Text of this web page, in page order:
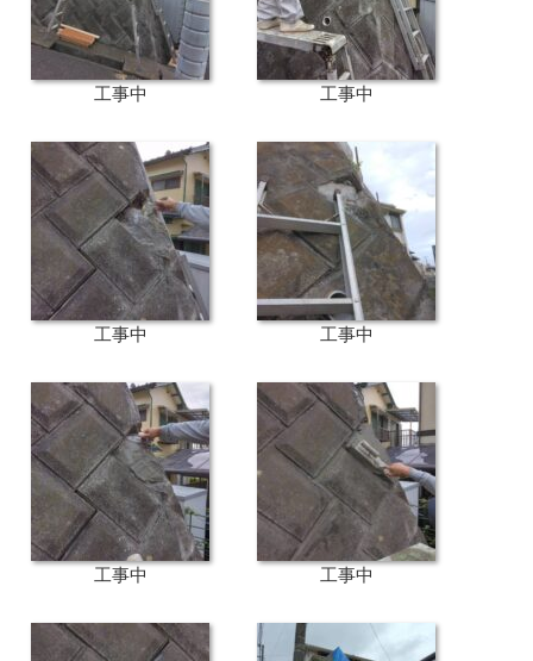
工事中 工事中
工事中 工事中
工事中 工事中